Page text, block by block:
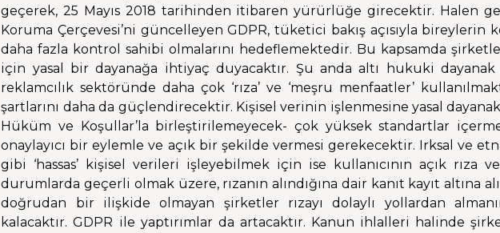
geçerek, 25 Mayıs 2018 tarihinden itibaren yürürlüğe girecektir. Halen
Koruma Çerçevesi’ni güncelleyen GDPR, tüketici bakış açısıyla
daha fazla kontrol sahibi olmalarını hedeflemektedir. Bu kapsamda
için yasal bir dayanağa ihtiyaç duyacaktır. Şu anda altı hukuki dayanak
reklamcılık sektöründe daha çok ‘rıza’ ve ‘meşru menfaatler’
şartlarını daha da güçlendirecektir. Kişisel verinin işlenmesine yasal
Hüküm ve Koşullar’la birleştirilemeyecek- çok yüksek standartlar içermesi;
onaylayıcı bir eylemle ve açık bir şekilde vermesi gerekecektir. Irksal ve
gibi ‘hassas’ kişisel verileri işleyebilmek için ise kullanıcının açık rıza
durumlarda geçerli olmak üzere, rızanın alındığına dair kanıt kayıt altına
doğrudan bir ilişkide olmayan şirketler rızayı dolaylı yollardan
kalacaktır. GDPR ile yaptırımlar da artacaktır. Kanun ihlalleri halinde